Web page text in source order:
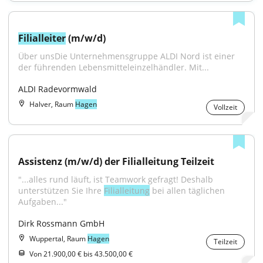
Filialleiter (m/w/d)
Über unsDie Unternehmensgruppe ALDI Nord ist einer
der führenden Lebensmitteleinzelhändler. Mit...
ALDI Radevormwald
Halver, Raum Hagen Vollzeit
Assistenz (m/w/d) der Filialleitung Teilzeit
"...alles rund läuft, ist Teamwork gefragt! Deshalb
unterstützen Sie Ihre Filialleitung bei allen täglichen
Aufgaben..."
Dirk Rossmann GmbH
Wuppertal, Raum Hagen
Teilzeit
Von 21.900,00 € bis 43.500,00 €